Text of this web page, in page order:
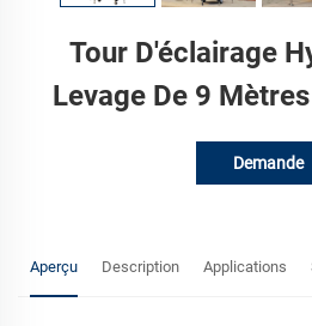
Tour D'éclairage
Levage De 9
Demande
Aperçu Description Applications